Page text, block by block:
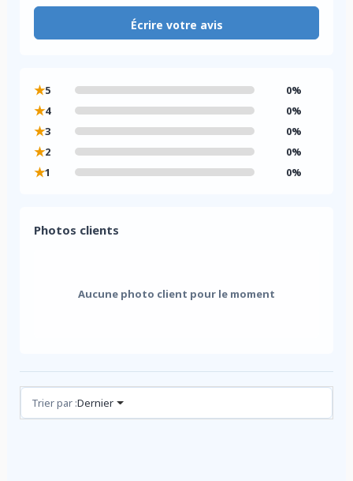
Écrire votre avis
★5 0%
★4 0%
★3 0%
★2 0%
★1 0%
Photos clients
Aucune photo client pour le moment
Avis (0)
Trier par :Dernier